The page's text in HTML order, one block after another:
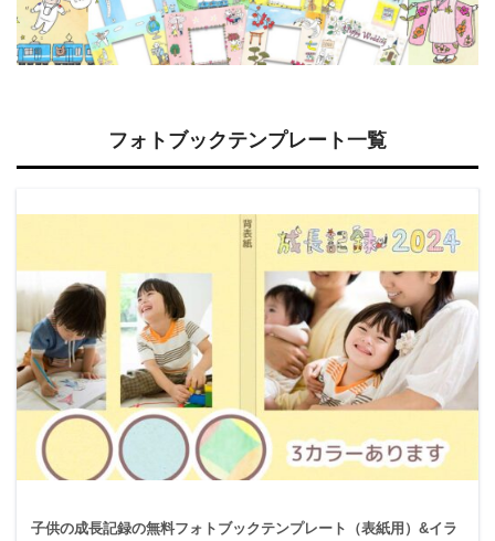
フォトブックテンプレート一覧
子供の成長記録の無料フォトブックテンプレート（表紙用）&イラ